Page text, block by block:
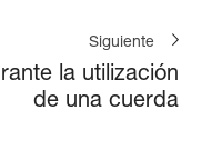
Siguiente
la utilización
de una cuerda